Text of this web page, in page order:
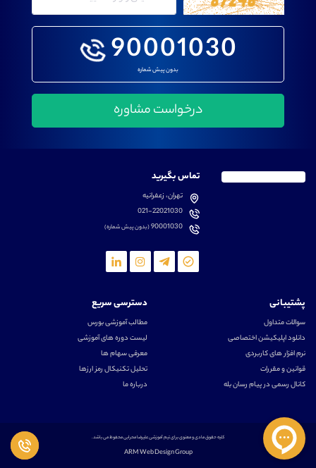
90001030
بدون پیش شماره
تماس بگیرید
تهران، زعفرانیه
021-22021030
90001030(بدون پیش شماره)
پشتیبانی
سوالات متداول
دانلود اپلیکیشن اختصاصی
نرم افزار های کاربردی
قوانین و مقررات
کانال رسمی در پیام رسان بله
دسترسی سریع
مطالب آموزشی بورس
لیست دوره های آموزشی
معرفی سهام ها
تحلیل تکنیکال رمز ارزها
درباره ما
کلیه حقوق مادی و معنوی برای تیم آموزشی علیرضا محرابی محفوظ می باشد.
ARM Web Design Group